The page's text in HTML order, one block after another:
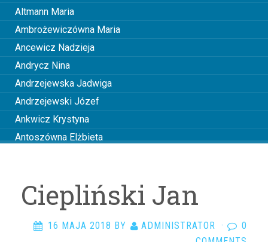
Altmann Maria
Ambrożewiczówna Maria
Ancewicz Nadzieja
Andrycz Nina
Andrzejewska Jadwiga
Andrzejewski Józef
Ankwicz Krystyna
Antoszówna Elżbieta
Arciszewska Wiktoria
Arciszewska Danuta
Arczyńska Maria
Ciepliński Jan
16 MAJA 2018 BY ADMINISTRATOR ·
0